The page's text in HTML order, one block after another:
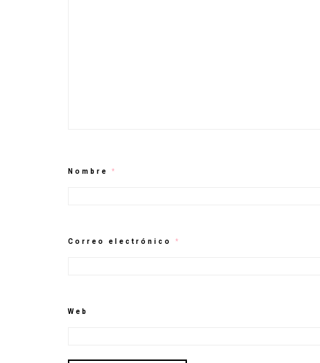
Nombre *
Correo electrónico *
Web